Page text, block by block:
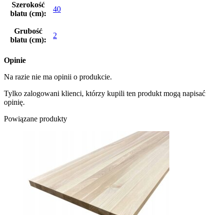
Szerokość
blatu (cm):
40
Grubość
blatu (cm):
2
Opinie
Na razie nie ma opinii o produkcie.
Tylko zalogowani klienci, którzy kupili ten produkt mogą napisać
opinię.
Powiązane produkty